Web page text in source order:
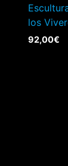
los
92,00€